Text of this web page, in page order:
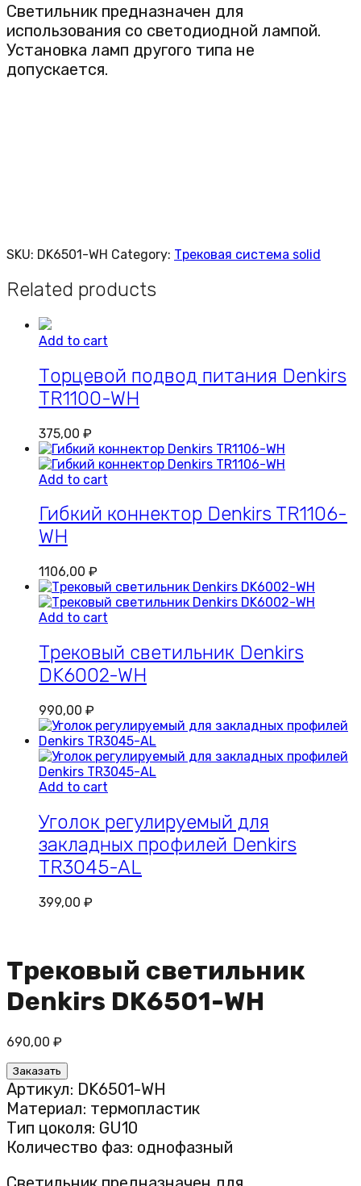
Светильник предназначен для
использования со светодиодной лампой.
Установка ламп другого типа не
допускается.
SKU: DK6501-WH Category: Трековая система solid
Related products
Add to cart
Торцевой подвод питания Denkirs
TR1100-WH
375,00 ₽
Add to cart
Гибкий коннектор Denkirs TR1106-
WH
1106,00 ₽
Add to cart
Трековый светильник Denkirs
DK6002-WH
990,00 ₽
Add to cart
Уголок регулируемый для
закладных профилей Denkirs
TR3045-AL
399,00 ₽
Трековый светильник
Denkirs DK6501-WH
690,00 ₽
Заказать
Артикул: DK6501-WH
Материал: термопластик
Тип цоколя: GU10
Количество фаз: однофазный